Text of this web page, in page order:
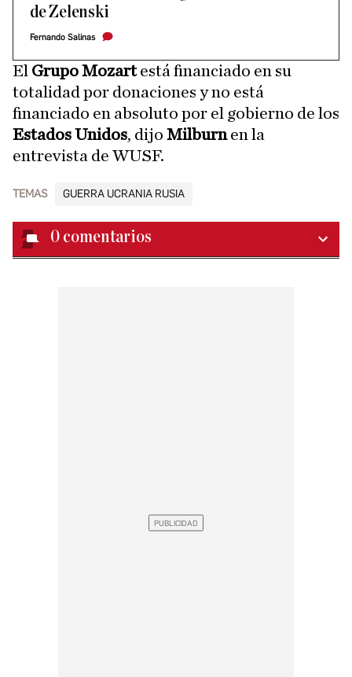
de Zelenski
Fernando Salinas
El Grupo Mozartestá financiado en su
totalidad por donaciones y no está
financiado en absoluto por el gobierno de los
Estados Unidos, dijo Milburnen la
entrevista de WUSF.
TEMAS GUERRA UCRANIA RUSIA
0 comentarios